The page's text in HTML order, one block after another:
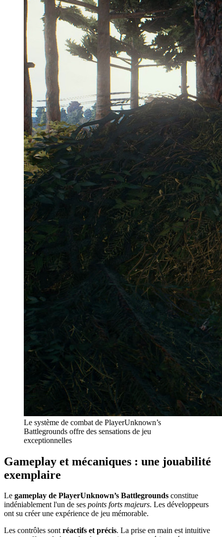
Le système de combat de PlayerUnknown’s
Battlegrounds offre des sensations de jeu
exceptionnelles
Gameplay et mécaniques : une jouabilité
exemplaire
Le gameplay de PlayerUnknown’s Battlegrounds constitue
indéniablement l'un de ses points forts majeurs. Les développeurs
ont su créer une expérience de jeu mémorable.
Les contrôles sontréactifs et précis. La prise en main est intuitive